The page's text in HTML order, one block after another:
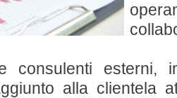
consulenti esterni,
alla clientela